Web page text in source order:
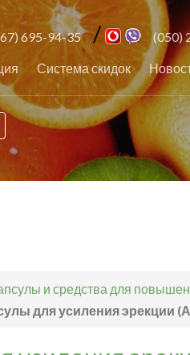
695-94-35 / (050)
Система скидок
и средства для
для усиления эрекции